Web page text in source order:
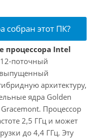
собран этот ПК?
процессора Intel
поточный
выпущенный
архитектуру,
ядра Golden
Процессор
2,5 ГГц и может
до 4,4 ГГц. Эту